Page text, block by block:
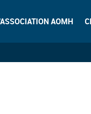
AOMH